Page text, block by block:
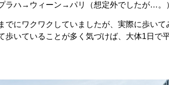
ラハ→ウィーン→パリ（想定外でしたが…。
でにワクワクしていましたが、実際に歩いて
歩いていることが多く気づけば、大体1日